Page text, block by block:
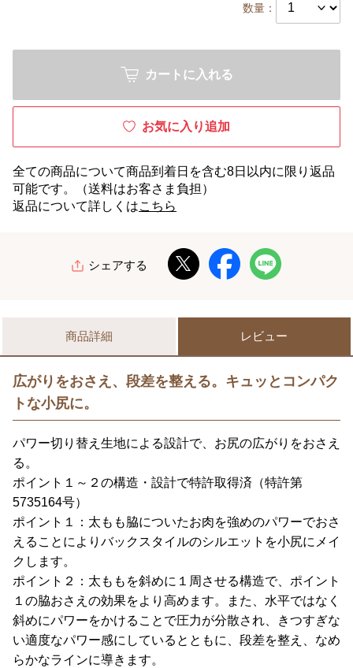
数量：
カートに入れる
お気に入り追加
全ての商品について商品到着日を含む8日以内に限り返品
可能です。（送料はお客さま負担）
返品について詳しくはこちら
シェアする
商品詳細 レビュー
広がりをおさえ、段差を整える。キュッとコンパク
トな小尻に。
パワー切り替え生地による設計で、お尻の広がりをおさえ
る。
ポイント１～２の構造・設計で特許取得済（特許第
5735164号）
ポイント１：太もも脇についたお肉を強めのパワーでおさ
えることによりバックスタイルのシルエットを小尻にメイ
クします。
ポイント２：太ももを斜めに１周させる構造で、ポイント
１の脇おさえの効果をより高めます。また、水平ではなく
斜めにパワーをかけることで圧力が分散され、きつすぎな
い適度なパワー感にしているとともに、段差を整え、なめ
らかなラインに導きます。